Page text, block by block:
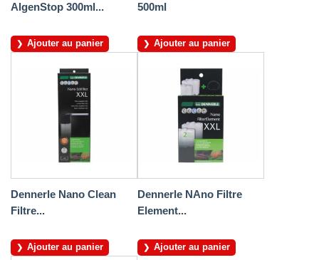
AlgenStop 300ml...
Ajouter au panier
500ml
Ajouter au panier
Dennerle Nano Clean
Filtre...
Ajouter au panier
Dennerle NAno Filtre
Element...
Ajouter au panier